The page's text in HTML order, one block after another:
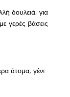
δουλειά, για
γερές βάσεις